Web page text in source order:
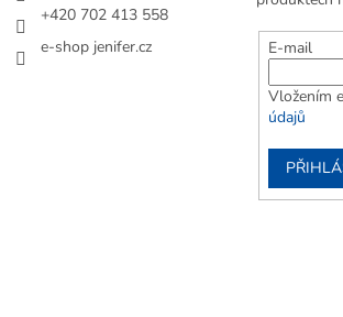
+420 702 413 558
e-shop jenifer.cz
E-mail
Vložením
údajů